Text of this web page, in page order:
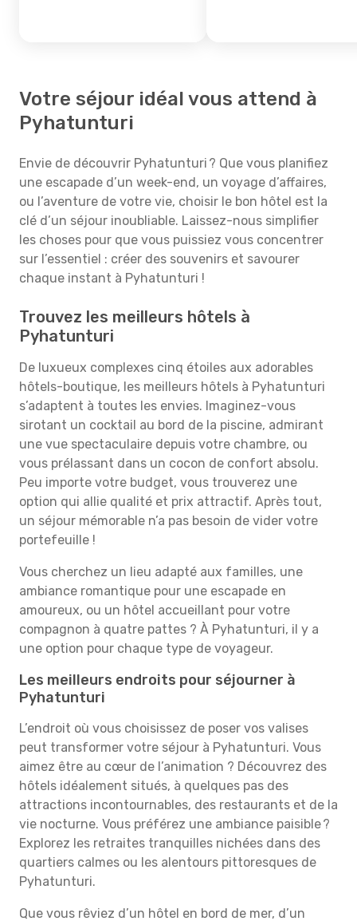
Votre séjour idéal vous attend à
Pyhatunturi
Envie de découvrir Pyhatunturi ? Que vous planifiez
une escapade d’un week-end, un voyage d’affaires,
ou l’aventure de votre vie, choisir le bon hôtel est la
clé d’un séjour inoubliable. Laissez-nous simplifier
les choses pour que vous puissiez vous concentrer
sur l’essentiel : créer des souvenirs et savourer
chaque instant à Pyhatunturi !
Trouvez les meilleurs hôtels à
Pyhatunturi
De luxueux complexes cinq étoiles aux adorables
hôtels-boutique, les meilleurs hôtels à Pyhatunturi
s’adaptent à toutes les envies. Imaginez-vous
sirotant un cocktail au bord de la piscine, admirant
une vue spectaculaire depuis votre chambre, ou
vous prélassant dans un cocon de confort absolu.
Peu importe votre budget, vous trouverez une
option qui allie qualité et prix attractif. Après tout,
un séjour mémorable n’a pas besoin de vider votre
portefeuille !
Vous cherchez un lieu adapté aux familles, une
ambiance romantique pour une escapade en
amoureux, ou un hôtel accueillant pour votre
compagnon à quatre pattes ? À Pyhatunturi, il y a
une option pour chaque type de voyageur.
Les meilleurs endroits pour séjourner à
Pyhatunturi
L’endroit où vous choisissez de poser vos valises
peut transformer votre séjour à Pyhatunturi. Vous
aimez être au cœur de l’animation ? Découvrez des
hôtels idéalement situés, à quelques pas des
attractions incontournables, des restaurants et de la
vie nocturne. Vous préférez une ambiance paisible ?
Explorez les retraites tranquilles nichées dans des
quartiers calmes ou les alentours pittoresques de
Pyhatunturi.
Que vous rêviez d’un hôtel en bord de mer, d’un